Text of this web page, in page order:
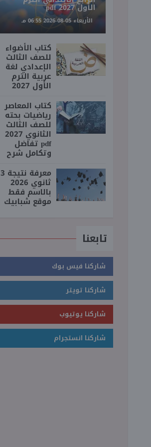
الأول 2027 pdf
الأربعاء 05-08-2026 06:55 مـ
كتاب الأضواء
للصف الثالث
الإعدادي لغة
عربية الترم
الأول 2027
كتاب المعاصر
رياضيات بحته
للصف الثالث
الثانوي 2027
pdf تفاضل
وتكامل شرح
معرفة نتيجة 3
ثانوي 2026
بالاسم فقط
موقع شبابيك
تابعنا
شاركنا فيس بوك
شاركنا تويتر
شاركنا يوتيوب
شاركنا انستجرام